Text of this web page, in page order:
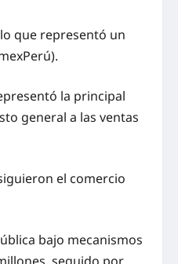
que representó un
la principal
general a las ventas
el comercio
bajo mecanismos